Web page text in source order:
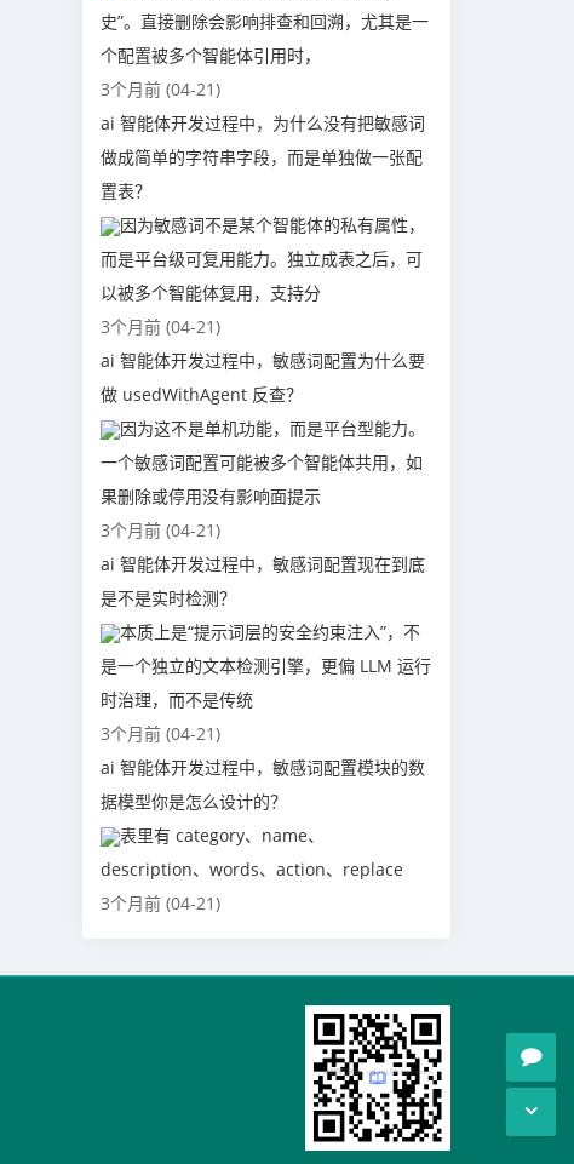
史”。直接删除会影响排查和回溯，尤其是一
个配置被多个智能体引用时，
3个月前 (04-21)
ai 智能体开发过程中，为什么没有把敏感词
做成简单的字符串字段，而是单独做一张配
置表？
因为敏感词不是某个智能体的私有属性，
而是平台级可复用能力。独立成表之后，可
以被多个智能体复用，支持分
3个月前 (04-21)
ai 智能体开发过程中，敏感词配置为什么要
做 usedWithAgent 反查？
因为这不是单机功能，而是平台型能力。
一个敏感词配置可能被多个智能体共用，如
果删除或停用没有影响面提示
3个月前 (04-21)
ai 智能体开发过程中，敏感词配置现在到底
是不是实时检测？
本质上是“提示词层的安全约束注入”，不
是一个独立的文本检测引擎，更偏 LLM 运行
时治理，而不是传统
3个月前 (04-21)
ai 智能体开发过程中，敏感词配置模块的数
据模型你是怎么设计的？
表里有 category、name、
description、words、action、replace
3个月前 (04-21)